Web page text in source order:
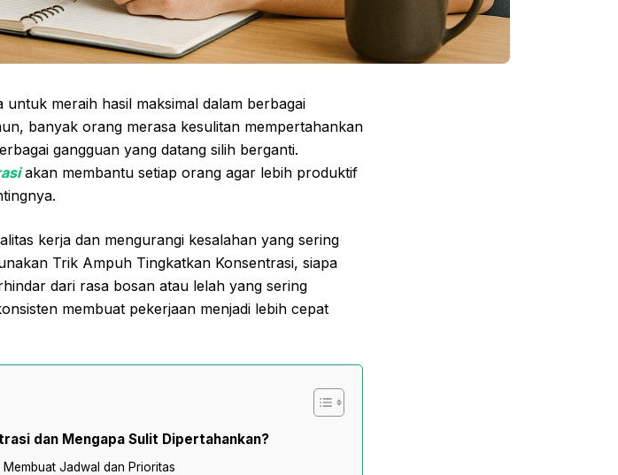
meraih hasil maksimal dalam berbagai
banyak orang merasa kesulitan mempertahankan
gangguan yang datang silih berganti.
akan membantu setiap orang agar lebih produktif
kerja dan mengurangi kesalahan yang sering
Trik Ampuh Tingkatkan Konsentrasi, siapa
dari rasa bosan atau lelah yang sering
membuat pekerjaan menjadi lebih cepat
dan Mengapa Sulit Dipertahankan?
Jadwal dan Prioritas